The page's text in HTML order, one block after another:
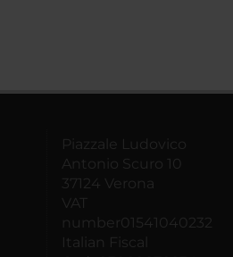
Piazzale Ludovico
Antonio Scuro 10
37124 Verona
VAT
number01541040232
Italian Fiscal